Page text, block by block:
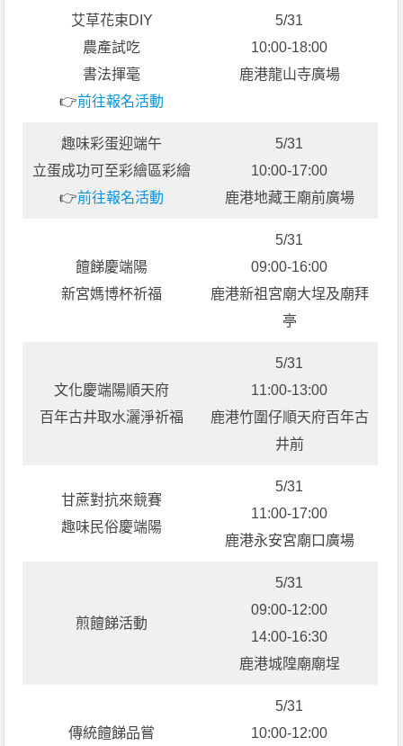
艾草花束DIY
農產試吃
書法揮毫
👉前往報名活動
5/31
10:00-18:00
鹿港龍山寺廣場
趣味彩蛋迎端午
立蛋成功可至彩繪區彩繪
👉前往報名活動
5/31
10:00-17:00
鹿港地藏王廟前廣場
饘䬾慶端陽
新宮媽博杯祈福
5/31
09:00-16:00
鹿港新祖宮廟大埕及廟拜
亭
文化慶端陽順天府
百年古井取水灑淨祈福
5/31
11:00-13:00
鹿港竹圍仔順天府百年古
井前
甘蔗對抗來競賽
趣味民俗慶端陽
5/31
11:00-17:00
鹿港永安宮廟口廣場
煎饘䬾活動
5/31
09:00-12:00
14:00-16:30
鹿港城隍廟廟埕
傳統饘䬾品嘗
5/31
10:00-12:00